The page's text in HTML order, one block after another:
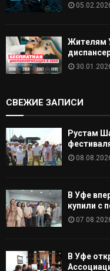
Жителям
СВЕЖИЕ ЗАПИСИ
Рустам
В Уфе
купили с
В Уфе